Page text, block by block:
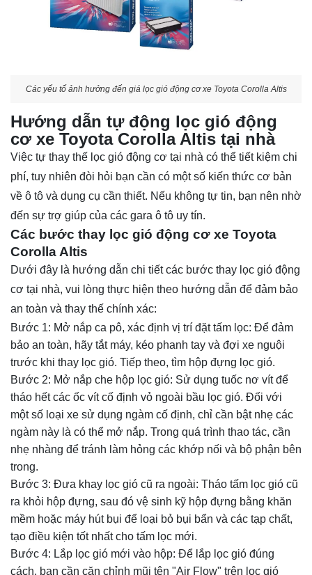
Các yếu tố ảnh hưởng đến giá lọc gió động cơ xe Toyota Corolla Altis
Hướng dẫn tự động lọc gió động
cơ xe Toyota Corolla Altis tại nhà
Việc tự thay thế lọc gió động cơ tại nhà có thể tiết kiệm chi
phí, tuy nhiên đòi hỏi bạn cần có một số kiến thức cơ bản
về ô tô và dụng cụ cần thiết. Nếu không tự tin, bạn nên nhờ
đến sự trợ giúp của các gara ô tô uy tín.
Các bước thay lọc gió động cơ xe Toyota
Corolla Altis
Dưới đây là hướng dẫn chi tiết các bước thay lọc gió động
cơ tại nhà, vui lòng thực hiện theo hướng dẫn để đảm bảo
an toàn và thay thế chính xác:
Bước 1: Mở nắp ca pô, xác định vị trí đặt tấm lọc: Để đảm
bảo an toàn, hãy tắt máy, kéo phanh tay và đợi xe nguội
trước khi thay lọc gió. Tiếp theo, tìm hộp đựng lọc gió.
Bước 2: Mở nắp che hộp lọc gió: Sử dụng tuốc nơ vít để
tháo hết các ốc vít cố định vỏ ngoài bầu lọc gió. Đối với
một số loại xe sử dụng ngàm cố định, chỉ cần bật nhẹ các
ngàm này là có thể mở nắp. Trong quá trình thao tác, cần
nhẹ nhàng để tránh làm hỏng các khớp nối và bộ phận bên
trong.
Bước 3: Đưa khay lọc gió cũ ra ngoài: Tháo tấm lọc gió cũ
ra khỏi hộp đựng, sau đó vệ sinh kỹ hộp đựng bằng khăn
mềm hoặc máy hút bụi để loại bỏ bụi bẩn và các tạp chất,
tạo điều kiện tốt nhất cho tấm lọc mới.
Bước 4: Lắp lọc gió mới vào hộp: Để lắp lọc gió đúng
cách, bạn cần căn chỉnh mũi tên "Air Flow" trên lọc gió